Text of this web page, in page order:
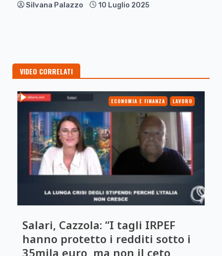
Silvana Palazzo 10 Luglio 2025
VIDEO CORRELATI
ECONOMIA E FINANZA LAVORO
Salari, Cazzola: “I tagli IRPEF
hanno protetto i redditi sotto i
35mila euro, ma non il ceto